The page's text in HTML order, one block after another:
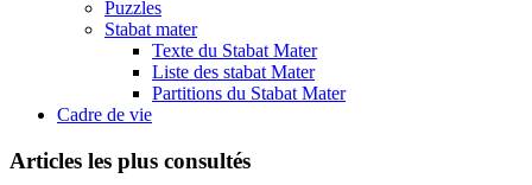
Puzzles
Stabat mater
Texte du Stabat Mater
Liste des stabat Mater
Partitions du Stabat Mater
Cadre de vie
Articles les plus consultés